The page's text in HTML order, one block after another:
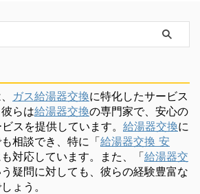
ガス給湯器交換に特化したサービス
らは給湯器交換の専門家で、安心の
スを提供しています。 給湯器交換に
相談でき、特に「給湯器交換 安
対応しています。また、「給湯器交
う疑問に対しても、彼らの経験豊富な
ょう。